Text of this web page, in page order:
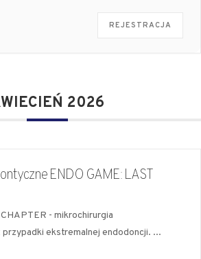
REJESTRACJA
2026
ENDO GAME: LAST
- mikrochirurgia
ekstremalnej endodoncji. ...